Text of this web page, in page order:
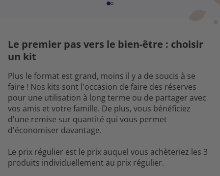
Le premier pas vers le bien-être : choisir
un kit
Plus le format est grand, moins il y a de soucis à se
faire ! Nos kits sont l'occasion de faire des réserves
pour une utilisation à long terme ou de partager avec
vos amis et votre famille. De plus, vous bénéficiez
d'une remise sur quantité qui vous permet
d'économiser davantage.
Le prix régulier est le prix auquel vous achèteriez les 3
produits individuellement au prix régulier.